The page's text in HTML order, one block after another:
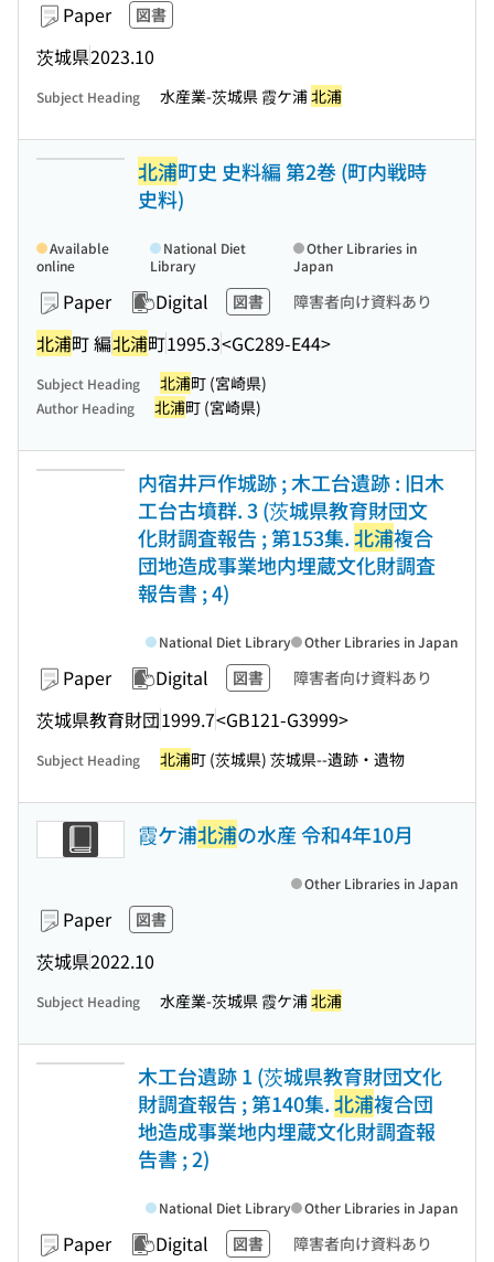
Paper 図書
茨城県2023.10
Subject Heading 水産業-茨城県 霞ケ浦北浦
北浦町史 史料編 第2巻 (町内戦時
史料)
Paper Digital 図書 障害者向け資料あり
北浦町 編北浦町1995.3<GC289-E44>
Available
online
National Diet
Library
Other Libraries in
Japan
Subject Heading 北浦町 (宮崎県)
Author Heading 北浦町 (宮崎県)
内宿井戸作城跡 ; 木工台遺跡 : 旧木
工台古墳群. 3 (茨城県教育財団文
化財調査報告 ; 第153集.北浦複合
団地造成事業地内埋蔵文化財調査
報告書 ; 4)
Paper Digital 図書 障害者向け資料あり
茨城県教育財団1999.7<GB121-G3999>
National Diet Library Other Libraries in Japan
Subject Heading 北浦町 (茨城県) 茨城県--遺跡・遺物
霞ケ浦北浦の水産 令和4年10月
Paper 図書
茨城県2022.10
Other Libraries in Japan
Subject Heading 水産業-茨城県 霞ケ浦北浦
木工台遺跡 1 (茨城県教育財団文化
財調査報告 ; 第140集.北浦複合団
地造成事業地内埋蔵文化財調査報
告書 ; 2)
Paper Digital 図書 障害者向け資料あり
National Diet Library Other Libraries in Japan